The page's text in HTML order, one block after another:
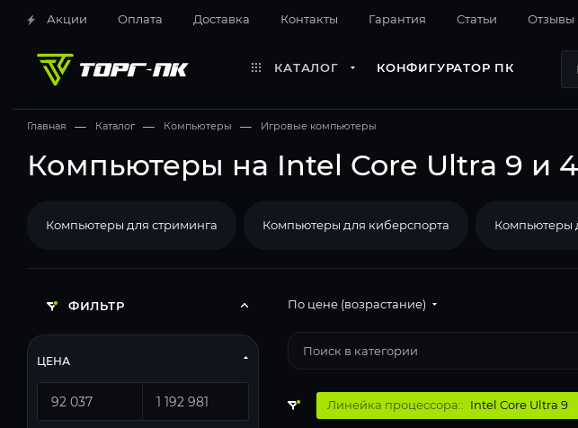
Акции Оплата Доставка Контакты Гарантия Cтатьи Отзывы
КАТАЛОГ КОНФИГУРАТОР ПК
Главная — Каталог — Компьютеры — Игровые компьютеры
Компьютеры на Intel Core Ultra 9 и
Компьютеры для стриминга Компьютеры для киберспорта Компьютеры
По цене (возрастание)
Линейка процессора:: Intel Core Ultra 9
ФИЛЬТР
ЦЕНА